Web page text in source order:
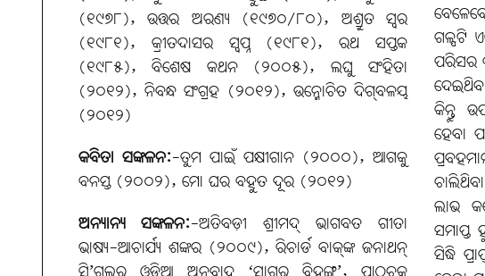
(୧୯୭୮), ଉତ୍ତର ଅରଣ୍ୟ (୧୯୭୦/୮୦), ଅଶ୍ରୁତ ସ୍ବର
(୧୯୮୧), କ୍ରୀତଦାସର ସ୍ବପ୍ନ (୧୯୮୧), ରଥ ସପ୍ତକ
(୧୯୮୫), ବିଶେଷ କଥନ (୨୦୦୫), ଲଘୁ ସଂହିତା
(୨୦୧୨), ନିବନ୍ଧ ସଂଗ୍ରହ (୨୦୧୨), ଉନ୍ମୋଚିତ ଦିଗ୍‌ବଳୟ
(୨୦୧୨)
କବିତା ସଙ୍କଳନ:-ତୁମ ପାଇଁ ପକ୍ଷୀଗାନ (୨୦୦୦), ଆଗକୁ
ବନସ୍ତ (୨୦୦୨), ମୋ ଘର ବହୁତ ଦୂର (୨୦୧୨)
ଅନ୍ୟାନ୍ୟ ସଙ୍କଳନ:-ଅତିବଡ଼ୀ ଶ୍ରୀମଦ୍‌ ଭାଗବତ ଗୀତା
ଭାଷ୍ୟ-ଆଚାର୍ଯ୍ୟ ଶଙ୍କର (୨୦୦୯), ରିଚାର୍ଡ ବାକ୍‌ଙ୍କ ଜନାଥନ୍‌
ଗଳ୍ପଟି
ପରିସର
କିନ୍ତୁ
ହେବା
ଲାଭ
ସିଦ୍ଧି